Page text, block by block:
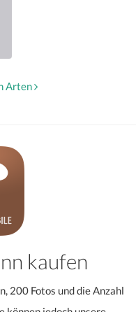
Arten
kaufen
200 Fotos und die Anzahl